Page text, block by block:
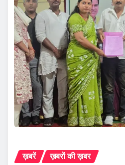
ख़बरें ख़बरों की ख़बर